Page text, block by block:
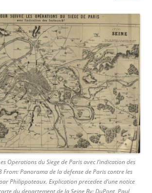
Operations du Siege de Paris avec l’indication des
From: Panorama de la defense de Paris contre les
Philippoteaux. Explication precedee d’une notice